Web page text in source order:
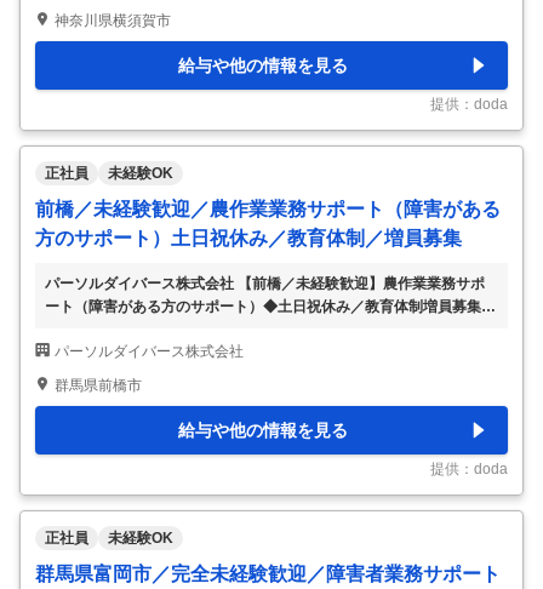
事内容】 ～パーソルホールディングスの特例子会社／手厚い教育体
ことをメインミッションとし、具体的に以下業務をお任せします。
◎農作業：農作業※毎日畑に出て農作業業務があります。 ◎農作業サ
ポート：メンバーサポートや安全確認、進捗管理 ◎農作業管理：生
産記録、業務記録、報告書作成…
神奈川県横須賀市
給与や他の情報を見る
提供：doda
正社員 未経験OK
前橋／未経験歓迎／農作業業務サポート（障害がある
方のサポート）土日祝休み／教育体制／増員募集
パーソルダイバース株式会社 【前橋／未経験歓迎】農作業業務サポ
ート（障害がある方のサポート）◆土日祝休み／教育体制増員募集
る方のサポート）◆土日祝休み／教育体制増員募集 【具体的な仕事
内容】 ～パーソルホールディングスの特例子会社／業務拡大による
ライフバランスを整えたい方におすすめ～ ■業務内容： 障害のある社
員をサポートすることがメインミッションです。農作業受託の推進に
より、地域の農家・農業法人を支援し、はたらく障害者を支援しま
す。 ＜具体的には＞ ◇受託している農作…
パーソルダイバース株式会社
群馬県前橋市
給与や他の情報を見る
提供：doda
正社員 未経験OK
群馬県富岡市／完全未経験歓迎／障害者業務サポート